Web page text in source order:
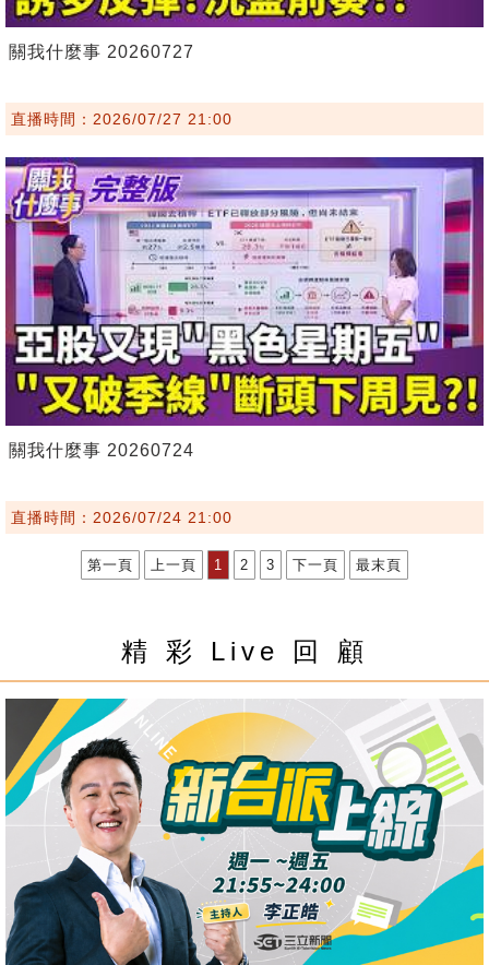
關我什麼事 20260727
直播時間：2026/07/27 21:00
關我什麼事 20260724
直播時間：2026/07/24 21:00
第一頁 上一頁 1 2 3 下一頁 最末頁
精 彩 Live 回 顧